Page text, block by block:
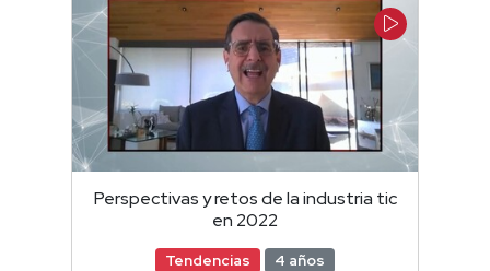
Perspectivas y retos de la industria tic
en 2022
Tendencias 4 años